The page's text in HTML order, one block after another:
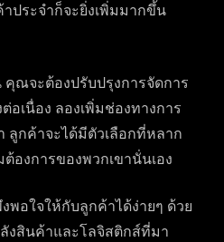
ประจำก็จะยิ่งเพิ่มมากขึ้น
คุณจะต้องปรับปรุงการจัดการ
อเนื่อง ลองเพิ่มช่องทางการ
ลูกค้าจะได้มีตัวเลือกที่หลาก
องการของพวกเขานั่นเอง
อใจให้กับลูกค้าได้ง่ายๆ ด้วย
งสินค้าและโลจิสติกส์ที่มา